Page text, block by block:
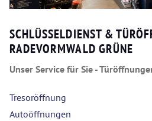
SCHLÜSSELDIENST &
RADEVORMWALD GRÜNE
Unser Service für Sie -
Tresoröffnung
Autoöffnungen